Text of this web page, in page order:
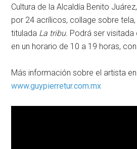
Cultura de la Alcaldía Benito
por 24 acrílicos, collage sobre
titulada La tribu. Podrá ser
en un horario de 10 a 19 horas,
Más información sobre el artista
www.guypierretur.com.mx